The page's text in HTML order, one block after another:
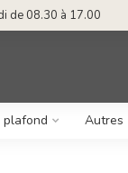
de 08.30 à 17.00
Autres